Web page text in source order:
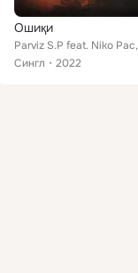
Ошиқи
Сингл
2022